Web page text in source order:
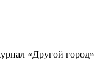
«Другой город»